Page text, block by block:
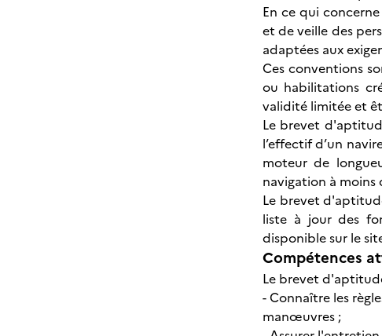
En ce qui
et de veille des
adaptées aux
Ces conventions
ou habilitations
validité limitée et
Le brevet
l’effectif d’un
moteur de
navigation à
Le brevet
liste à jour des
disponible sur le
Compétences
Le brevet
- Connaître les
manœuvres ;